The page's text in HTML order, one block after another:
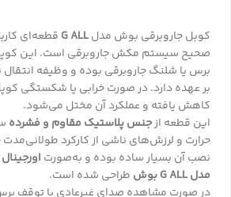
کوبل جاروبرقی بوش مدلG ALLقطعه‌ای
صحیح سیستم مکش جاروبرقی است. این کوپل
برس یا شلنگ جاروبرقی بوده و وظیفه انتقال
بر عهده دارد. در صورت خرابی یا شکستگی
کاهش یافته و عملکرد آن مختل می‌شود.
این قطعه ازجنس پلاستیک مقاوم و فشرده
حرارت و لرزش‌های ناشی از کارکرد
نصب آن بسیار ساده بوده و به‌صورت
مدل G ALL بوش
طراحی شده است.
در صورت مشاهده صدای غیرعادی یا توقف